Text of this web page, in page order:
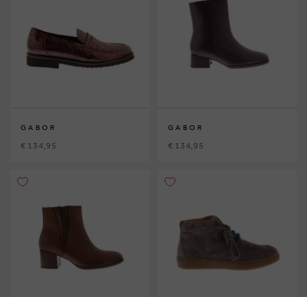
GABOR
€ 134,95
GABOR
€ 134,95